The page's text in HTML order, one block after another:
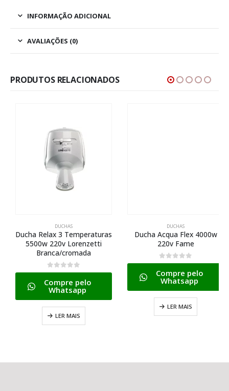
INFORMAÇÃO ADICIONAL
AVALIAÇÕES (0)
PRODUTOS RELACIONADOS
DUCHAS
Ducha Relax 3 Temperaturas
5500w 220v Lorenzetti
Branca/cromada
0de 5
Compre pelo
Whatsapp
LER MAIS
DUCHAS
Ducha Acqua Flex 4000w
220v Fame
0de 5
Compre pelo
Whatsapp
LER MAIS